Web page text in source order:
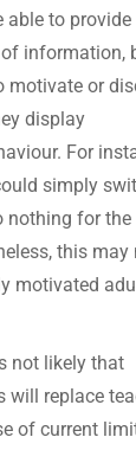
able to provide
information,
motivate or
display
For
simply
nothing for the
this may
motivated
not likely that
will replace
of current